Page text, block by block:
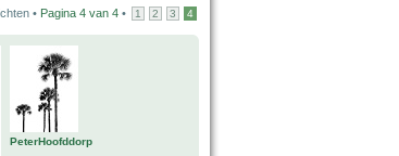
• Pagina 4 van 4 • 1 2 3 4
PeterHoofddorp